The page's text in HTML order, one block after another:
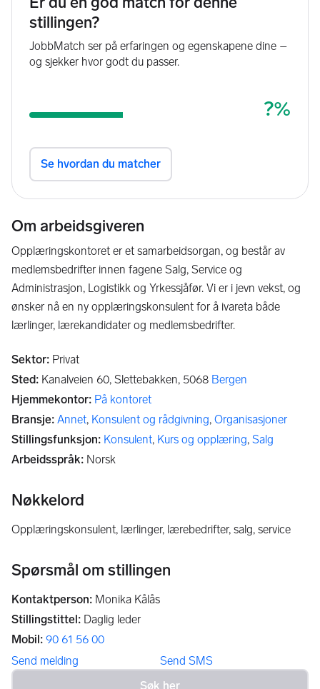
Om arbeidsgiveren
Opplæringskontoret er et samarbeidsorgan, og består av
medlemsbedrifter innen fagene Salg, Service og
Administrasjon, Logistikk og Yrkessjåfør. Vi er i jevn vekst, og
ønsker nå en ny opplæringskonsulent for å ivareta både
lærlinger, lærekandidater og medlemsbedrifter.
Sektor: Privat
Sted: Kanalveien 60, Slettebakken, 5068 Bergen
Hjemmekontor: På kontoret
Bransje: Annet, Konsulent og rådgivning, Organisasjoner
Stillingsfunksjon: Konsulent, Kurs og opplæring, Salg
Arbeidsspråk: Norsk
Nøkkelord
opplæringskonsulent, lærlinger, lærebedrifter, salg, service
Spørsmål om stillingen
Kontaktperson: Monika Kålås
Stillingstittel: Daglig leder
Mobil: 90 61 56 00
Send melding
Send SMS